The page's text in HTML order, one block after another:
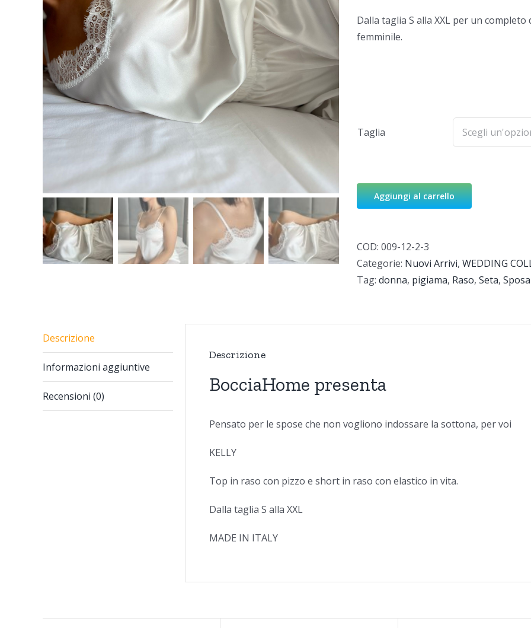
Dalla taglia S alla XXL per un
femminile.
Taglia
Aggiungi al carrello
COD: 009-12-2-3
Categorie: Nuovi Arrivi, WEDDING
Tag: donna, pigiama, Raso, Seta, Sposa
Descrizione
Informazioni aggiuntive
Recensioni (0)
Descrizione
BocciaHome presenta
Pensato per le spose che non vogliono indossare la sottona, per voi
KELLY
Top in raso con pizzo e short in raso con elastico in vita.
Dalla taglia S alla XXL
MADE IN ITALY